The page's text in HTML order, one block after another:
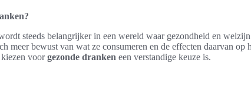
steeds belangrijker in een wereld waar gezondheid en welzijn
meer bewust van wat ze consumeren en de effecten daarvan op
voorgezonde dranken een verstandige keuze is.